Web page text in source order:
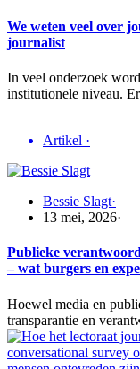
We weten veel over
journalist
In veel onderzoek
institutionele niveau.
Artikel ·
Bessie Slagt·
13 mei, 2026·
Publieke
– wat burgers en
Hoewel media en
transparantie en